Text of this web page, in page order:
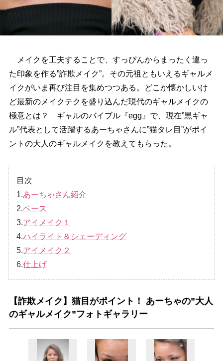
メイクを工夫することで、すっぴんからまったく違っ
た印象を作る”詐欺メイク”。その元祖ともいえるギャルメ
イクがいま再び注目を集めつつある。どこか懐かしいけ
ど最新のメイクテクを盛り込んだ現代のギャルメイクの
極意とは？ ギャルのバイブル『egg』で、現在”黒ギャ
ル”代表として活躍するあーちゃさんに”猫タレ目”がポイ
ントの大人のギャルメイクを教えてもらった。
目次
1.あーちゃさん紹介
2.ベース
3.アイメイク１
4.ハイライト＆シェーディング
5.アイメイク２
6.仕上げ
【詐欺メイク】猫目がポイント！ あーちゃの”大人
のギャルメイク”フォトギャラリー